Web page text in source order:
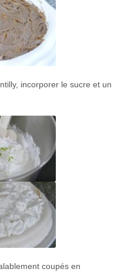
incorporer le sucre et un
coupés en